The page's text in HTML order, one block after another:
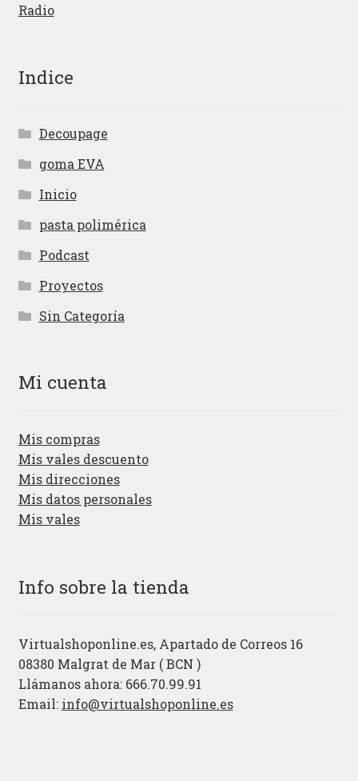
Radio
Indice
Decoupage
goma EVA
Inicio
pasta polimérica
Podcast
Proyectos
Sin Categoría
Mi cuenta
Mis compras
Mis vales descuento
Mis direcciones
Mis datos personales
Mis vales
Info sobre la tienda
Virtualshoponline.es, Apartado de Correos 16
08380 Malgrat de Mar ( BCN )
Llámanos ahora: 666.70.99.91
Email: info@virtualshoponline.es